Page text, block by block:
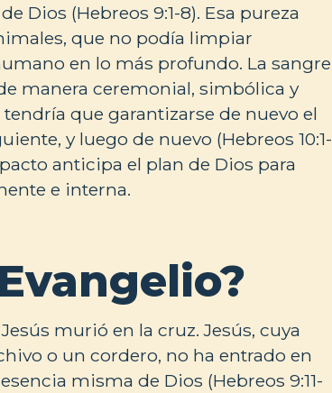
Dios (Hebreos 9:1-8). Esa pureza
que no podía limpiar
en lo más profundo. La sangre
manera ceremonial, simbólica y
que garantizarse de nuevo el
y luego de nuevo (Hebreos 10:1-
anticipa el plan de Dios para
e interna.
murió en la cruz. Jesús, cuya
o un cordero, no ha entrado en
misma de Dios (Hebreos 9:11-